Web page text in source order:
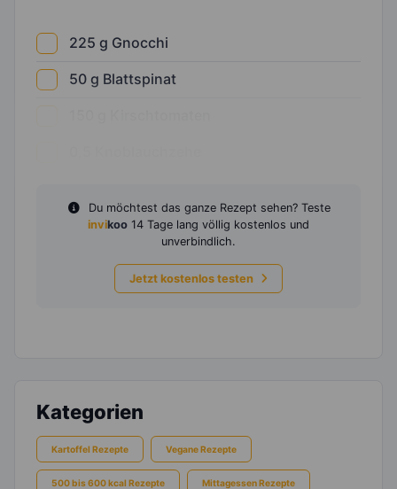
225 g Gnocchi
50 g Blattspinat
Du möchtest das ganze Rezept sehen? Teste
invikoo 14 Tage lang völlig kostenlos und
unverbindlich.
Jetzt kostenlos testen
Kategorien
Kartoffel Rezepte Vegane Rezepte
500 bis 600 kcal Rezepte Mittagessen Rezepte